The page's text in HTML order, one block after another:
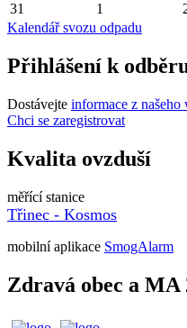
31 1
Kalendář svozu odpadu
Přihlášení k
Dostávejte informace z našeho
Chci se zaregistrovat
Kvalita ovzduší
měřící stanice
Třinec - Kosmos
mobilní aplikace SmogAlarm
Zdravá obec a MA